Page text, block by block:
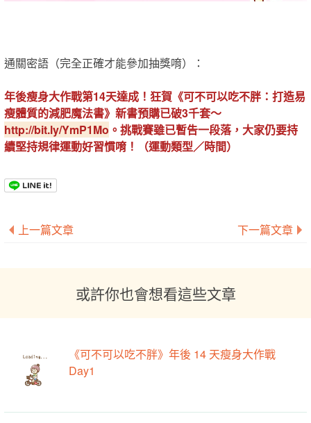
通關密語（完全正確才能參加抽獎唷）：
年後瘦身大作戰第14天達成！狂賀《可不可以吃不胖：打造易
瘦體質的減肥魔法書》新書預購已破3千套～
http://bit.ly/YmP1Mo 。挑戰賽雖已暫告一段落，大家仍要持
續堅持規律運動好習慣唷！（運動類型／時間）
上一篇文章 下一篇文章
或許你也會想看這些文章
《可不可以吃不胖》年後 14 天瘦身大作戰
Day1